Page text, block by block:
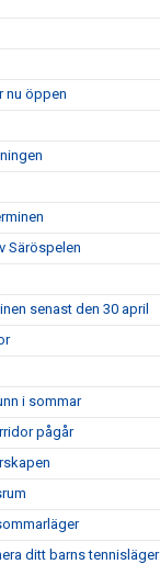
nu öppen
Säröspelen
senast den 30 april
i sommar
pågår
ditt barns tennisläger